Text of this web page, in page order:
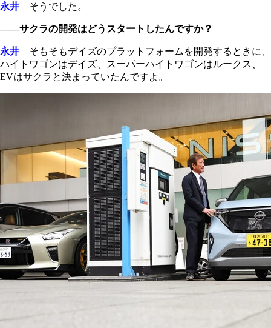
永井 そうでした。
――サクラの開発はどうスタートしたんですか？
永井 そもそもデイズのプラットフォームを開発するときに、
ハイトワゴンはデイズ、スーパーハイトワゴンはルークス、
EVはサクラと決まっていたんですよ。